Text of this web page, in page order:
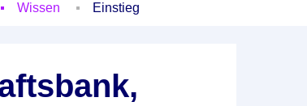
Wissen Einstieg